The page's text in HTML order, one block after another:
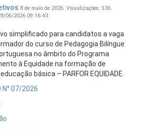
8 de maio de 2026. Visualizações: 536.
06/2026 09:16:43
simplificado para candidatos a vaga
do curso de Pedagogia Bilíngue
no âmbito do Programa
à Equidade na formação de
básica – PARFOR EQUIDADE.
N° 07/2026